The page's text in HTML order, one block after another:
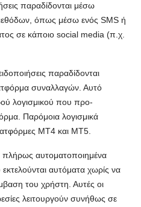
παραδίδονται μέσω
όπως μέσω ενός SMS ή
σε κάποιο social media (π.χ.
παραδίδονται
συναλλαγών. Αυτό
λογισμικού που προ-
Παρόμοια λογισμικά
MT4 και MT5.
πλήρως αυτοματοποιημένα
αυτόματα χωρίς να
του χρήστη. Αυτές οι
λειτουργούν συνήθως σε